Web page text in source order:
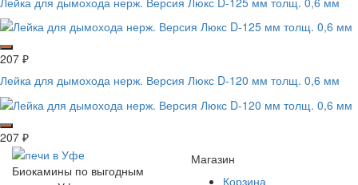
207 ₽
Лейка для дымохода нерж. Версия Люкс D-120 мм толщ. 0,6 мм
207 ₽
Биокамины по выгодным
Магазин
Корзина